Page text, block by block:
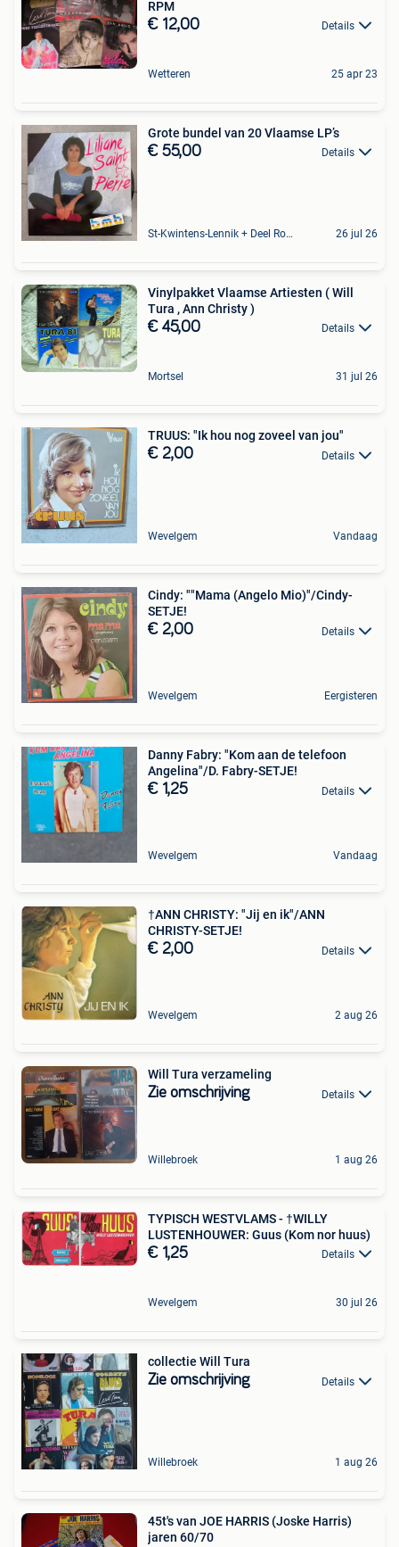
RPM
€ 12,00 Details
Wetteren 25 apr 23
Grote bundel van 20 Vlaamse LP’s
€ 55,00 Details
St-Kwintens-Lennik + Deel Roosdaal 26 jul 26
Vinylpakket Vlaamse Artiesten ( Will
Tura , Ann Christy )
€ 45,00 Details
Mortsel 31 jul 26
TRUUS: "Ik hou nog zoveel van jou"
€ 2,00 Details
Wevelgem Vandaag
Cindy: ""Mama (Angelo Mio)"/Cindy-
SETJE!
€ 2,00 Details
Wevelgem Eergisteren
Danny Fabry: "Kom aan de telefoon
Angelina"/D. Fabry-SETJE!
€ 1,25 Details
Wevelgem Vandaag
†ANN CHRISTY: "Jij en ik"/ANN
CHRISTY-SETJE!
€ 2,00 Details
Wevelgem 2 aug 26
Will Tura verzameling
Zie omschrijving Details
Willebroek 1 aug 26
TYPISCH WESTVLAMS - †WILLY
LUSTENHOUWER: Guus (Kom nor huus)
€ 1,25 Details
Wevelgem 30 jul 26
collectie Will Tura
Zie omschrijving Details
Willebroek 1 aug 26
45t's van JOE HARRIS (Joske Harris)
jaren 60/70